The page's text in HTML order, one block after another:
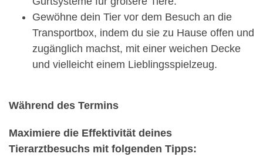
Gewöhne dein Tier vor dem Besuch an die
Transportbox, indem du sie zu Hause offen und
zugänglich machst, mit einer weichen Decke
und vielleicht einem Lieblingsspielzeug.
Während des Termins
Maximiere die Effektivität deines
Tierarztbesuchs mit folgenden Tipps: